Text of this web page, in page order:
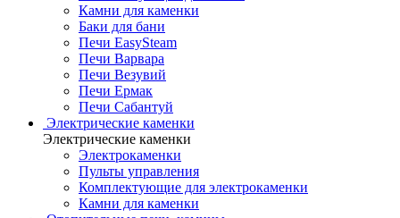
Камни для каменки
Баки для бани
Печи EasySteam
Печи Варвара
Печи Везувий
Печи Ермак
Печи Сабантуй
Электрические каменки
Электрические каменки
Электрокаменки
Пульты управления
Комплектующие для электрокаменки
Камни для каменки